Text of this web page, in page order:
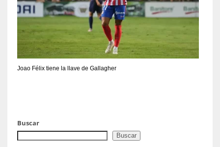
Joao Félix tiene la llave de Gallagher
Buscar
Buscar